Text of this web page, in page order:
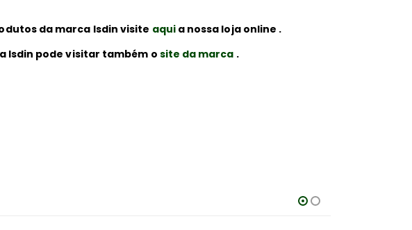
da marca Isdin visite aquia nossa loja online .
Isdin pode visitar também o site da marca .